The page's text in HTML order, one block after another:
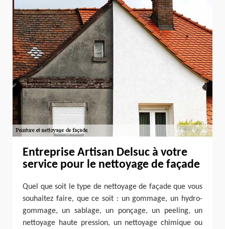
Entreprise Artisan Delsuc à votre
service pour le nettoyage de façade
Quel que soit le type de nettoyage de façade que vous
souhaitez faire, que ce soit : un gommage, un hydro-
gommage, un sablage, un ponçage, un peeling, un
nettoyage haute pression, un nettoyage chimique ou